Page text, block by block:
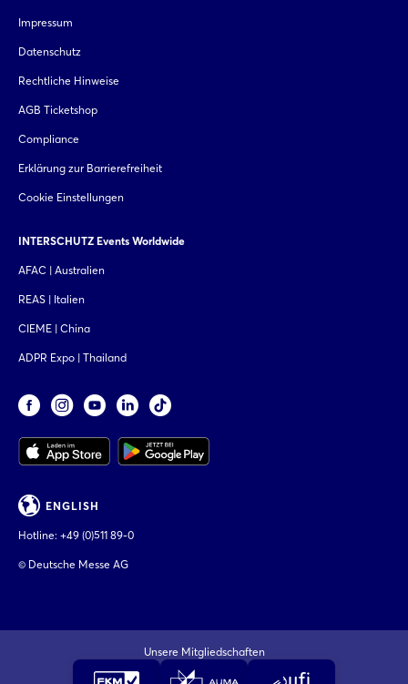
Impressum
Datenschutz
Rechtliche Hinweise
AGB Ticketshop
Compliance
Erklärung zur Barrierefreiheit
Cookie Einstellungen
INTERSCHUTZ Events Worldwide
AFAC | Australien
REAS | Italien
CIEME | China
ADPR Expo | Thailand
ENGLISH
Hotline: +49 (0)511 89-0
© Deutsche Messe AG
Unsere Mitgliedschaften